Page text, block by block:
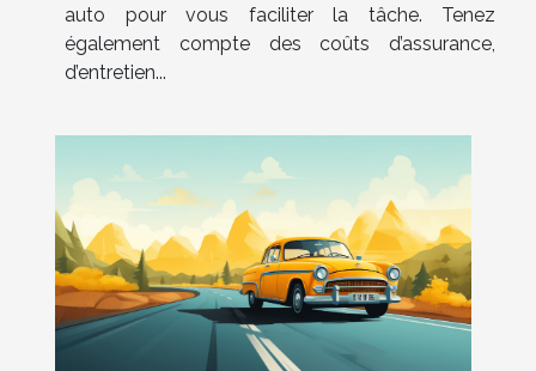
auto pour vous faciliter la tâche. Tenez
également compte des coûts d’assurance,
d’entretien...